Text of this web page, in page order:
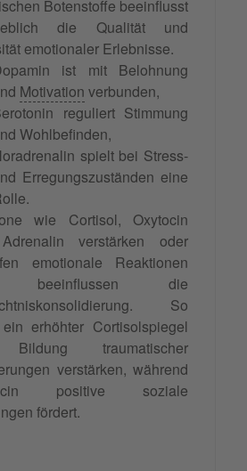
Botenstoffe beeinflusst
die Qualität und
emotionaler Erlebnisse.
ist mit Belohnung
Motivation verbunden,
reguliert Stimmung
Wohlbefinden,
spielt bei Stress-
Erregungszuständen eine
wie Cortisol, Oxytocin
verstärken oder
emotionale Reaktionen
beeinflussen die
So
erhöhter Cortisolspiegel
traumatischer
verstärken, während
positive soziale
fördert.